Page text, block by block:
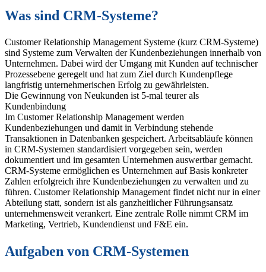
Was sind CRM-Systeme?
Customer Relationship Management Systeme (kurz CRM-Systeme)
sind Systeme zum Verwalten der Kundenbeziehungen innerhalb von
Unternehmen. Dabei wird der Umgang mit Kunden auf technischer
Prozessebene geregelt und hat zum Ziel durch Kundenpflege
langfristig unternehmerischen Erfolg zu gewährleisten.
Die Gewinnung von Neukunden ist 5-mal teurer als
Kundenbindung
Im Customer Relationship Management werden
Kundenbeziehungen und damit in Verbindung stehende
Transaktionen in Datenbanken gespeichert. Arbeitsabläufe können
in CRM-Systemen standardisiert vorgegeben sein, werden
dokumentiert und im gesamten Unternehmen auswertbar gemacht.
CRM-Systeme ermöglichen es Unternehmen auf Basis konkreter
Zahlen erfolgreich ihre Kundenbeziehungen zu verwalten und zu
führen. Customer Relationship Management findet nicht nur in einer
Abteilung statt, sondern ist als ganzheitlicher Führungsansatz
unternehmensweit verankert. Eine zentrale Rolle nimmt CRM im
Marketing, Vertrieb, Kundendienst und F&E ein.
Aufgaben von CRM-Systemen